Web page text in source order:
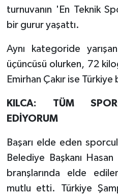
turnuvanın 'En Teknik
bir gurur yaşattı.
Aynı kategoride
üçüncüsü olurken, 72
Emirhan Çakır ise
KILCA: TÜM
EDİYORUM
Başarı elde eden
Belediye Başkanı
branşlarında elde
mutlu etti. Türkiye